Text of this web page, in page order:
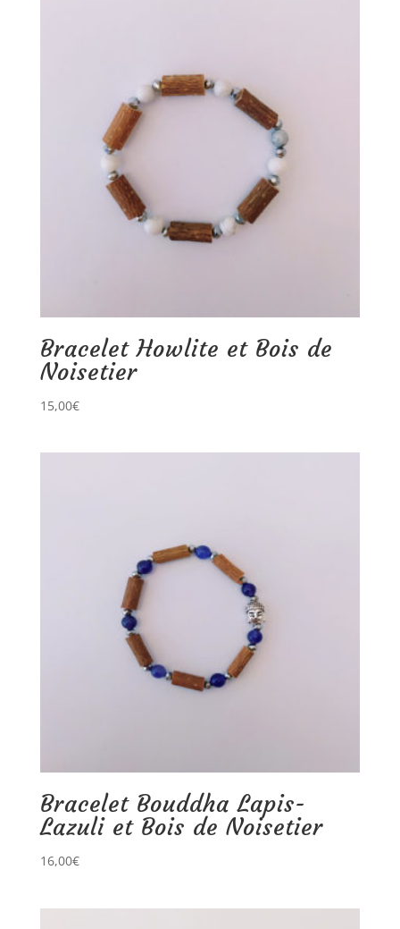
Bracelet Howlite et Bois de
Noisetier
15,00€
Bracelet Bouddha Lapis-
Lazuli et Bois de Noisetier
16,00€